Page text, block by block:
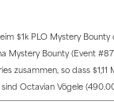
$1k PLO Mystery
Mystery Bounty (Event
zusammen, so dass
Octavian Vögele